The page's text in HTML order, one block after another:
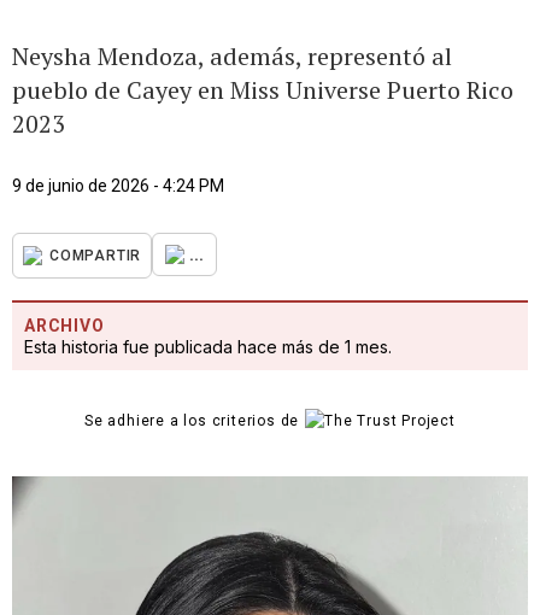
Neysha Mendoza, además, representó al
pueblo de Cayey en Miss Universe Puerto Rico
2023
9 de junio de 2026 - 4:24 PM
COMPARTIR ...
ARCHIVO
Esta historia fue publicada hace más de 1 mes.
Se adhiere a los criterios de